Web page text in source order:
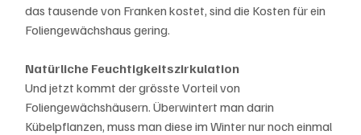
das tausende von Franken kostet, sind die Kosten für ein
Foliengewächshaus gering.
Natürliche Feuchtigkeitszirkulation
Und jetzt kommt der grösste Vorteil von
Foliengewächshäusern. Überwintert man darin
Kübelpflanzen, muss man diese im Winter nur noch einmal